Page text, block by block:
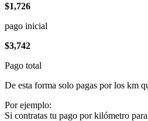
$1,726
pago inicial
$3,742
Pago total
De esta forma solo pagas por los km
Por ejemplo:
Si contratas tu pago por kilómetro